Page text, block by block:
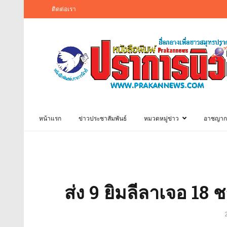
ติดต่อเรา
หน้าแรก ข่าวประชาสัมพันธ์ หมวดหมู่ข่าว อาชญา
ส่ง 9 ยิมลีลาเจอ 18